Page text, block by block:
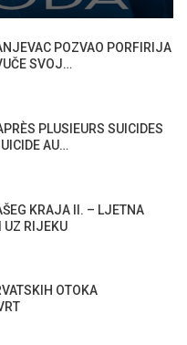
POZVAO PORFIRIJA
SVOJ…
PLUSIEURS SUICIDES
AU…
KRAJA II. – LJETNA
UZ RIJEKU
OTOKA